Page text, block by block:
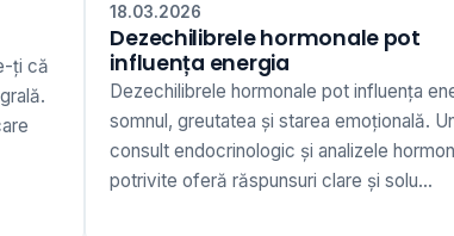
ți că
18.03.2026
Dezechilibrele hormonale pot
influența energia
Dezechilibrele hormonale pot influența
somnul, greutatea și starea emoțională.
consult endocrinologic și analizele
potrivite oferă răspunsuri clare și solu...